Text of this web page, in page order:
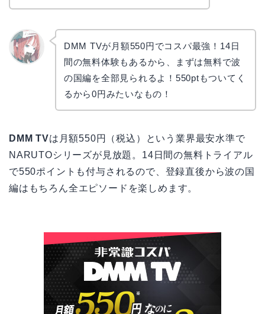
DMM TVが月額550円でコスパ最強！14日
間の無料体験もあるから、まずは無料で波
の国編を全部見られるよ！550ptもついてく
るから0円みたいなもの！
DMM TVは月額550円（税込）という業界最安水準で
NARUTOシリーズが見放題。14日間の無料トライアル
で550ポイントも付与されるので、登録直後から波の国
編はもちろん全エピソードを楽しめます。